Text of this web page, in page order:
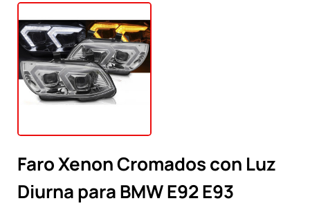
Faro Xenon Cromados con Luz
Diurna para BMW E92 E93